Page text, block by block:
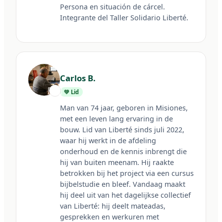
Persona en situación de cárcel.
Integrante del Taller Solidario Liberté.
🇦🇷
Carlos B.
💚 Lid
Man van 74 jaar, geboren in Misiones,
met een leven lang ervaring in de
bouw. Lid van Liberté sinds juli 2022,
waar hij werkt in de afdeling
onderhoud en de kennis inbrengt die
hij van buiten meenam. Hij raakte
betrokken bij het project via een cursus
bijbelstudie en bleef. Vandaag maakt
hij deel uit van het dagelijkse collectief
van Liberté: hij deelt mateadas,
gesprekken en werkuren met